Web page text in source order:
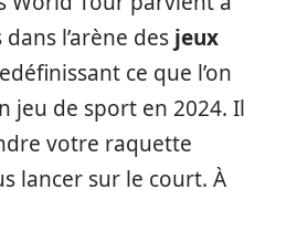
l’arène des jeux
ce que l’on
jeu de sport en 2024. Il
votre raquette
lancer sur le court. À